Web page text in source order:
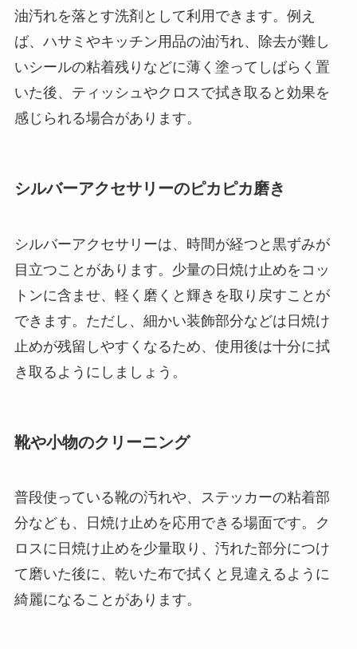
油汚れを落とす洗剤として利用できます。例え
ば、ハサミやキッチン用品の油汚れ、除去が難し
いシールの粘着残りなどに薄く塗ってしばらく置
いた後、ティッシュやクロスで拭き取ると効果を
感じられる場合があります。
シルバーアクセサリーのピカピカ磨き
シルバーアクセサリーは、時間が経つと黒ずみが
目立つことがあります。少量の日焼け止めをコッ
トンに含ませ、軽く磨くと輝きを取り戻すことが
できます。ただし、細かい装飾部分などは日焼け
止めが残留しやすくなるため、使用後は十分に拭
き取るようにしましょう。
靴や小物のクリーニング
普段使っている靴の汚れや、ステッカーの粘着部
分なども、日焼け止めを応用できる場面です。ク
ロスに日焼け止めを少量取り、汚れた部分につけ
て磨いた後に、乾いた布で拭くと見違えるように
綺麗になることがあります。